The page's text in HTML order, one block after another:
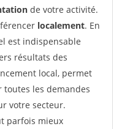
de votre activité.
localement. En
est indispensable
résultats des
local, permet
les demandes
votre secteur.
parfois mieux